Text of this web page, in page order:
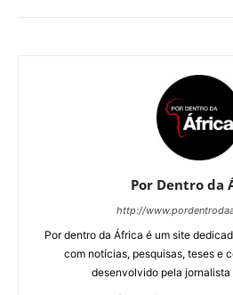
Por Dentro da
http://
Por dentro da África é um site
com notícias, pesquisas, teses e
desenvolvido pela